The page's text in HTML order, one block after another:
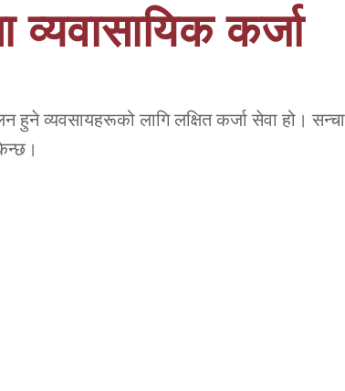
व्यवासायिक कर्जा
हुने व्यवसायहरूको लागि लक्षित कर्जा सेवा हो।